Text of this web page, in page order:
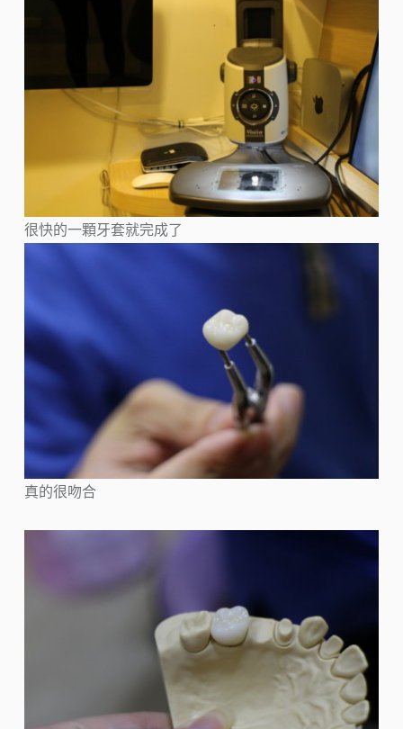
很快的一顆牙套就完成了
真的很吻合